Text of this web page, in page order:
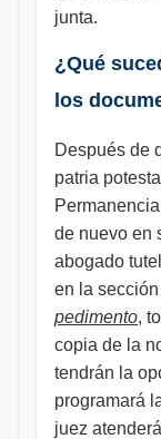
junta.
¿Qué
los
Después de
patria
de nuevo en
abogado
en la sección
pedimento,
copia de la
tendrán la
programará
juez